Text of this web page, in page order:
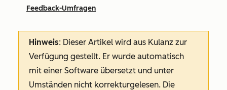
Feedback-Umfragen
Hinweis: Dieser Artikel wird aus Kulanz zur
Verfügung gestellt. Er wurde automatisch
mit einer Software übersetzt und unter
Umständen nicht korrekturgelesen. Die